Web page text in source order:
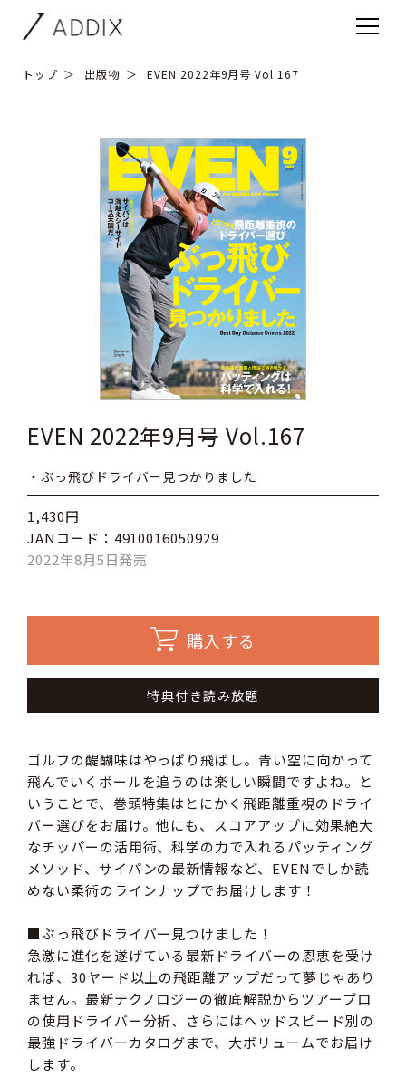
トップ 出版物 EVEN 2022年9月号 Vol.167
EVEN 2022年9月号 Vol.167
・ぶっ飛びドライバー見つかりました
1,430円
JANコード：4910016050929
2022年8月5日発売
購入する
特典付き読み放題
ゴルフの醍醐味はやっぱり飛ばし。青い空に向かって
飛んでいくボールを追うのは楽しい瞬間ですよね。と
いうことで、巻頭特集はとにかく飛距離重視のドライ
バー選びをお届け。他にも、スコアアップに効果絶大
なチッパーの活用術、科学の力で入れるパッティング
メソッド、サイパンの最新情報など、EVENでしか読
めない柔術のラインナップでお届けします！
■ぶっ飛びドライバー見つけました！
急激に進化を遂げている最新ドライバーの恩恵を受け
れば、30ヤード以上の飛距離アップだって夢じゃあり
ません。最新テクノロジーの徹底解説からツアープロ
の使用ドライバー分析、さらにはヘッドスピード別の
最強ドライバーカタログまで、大ボリュームでお届け
します。